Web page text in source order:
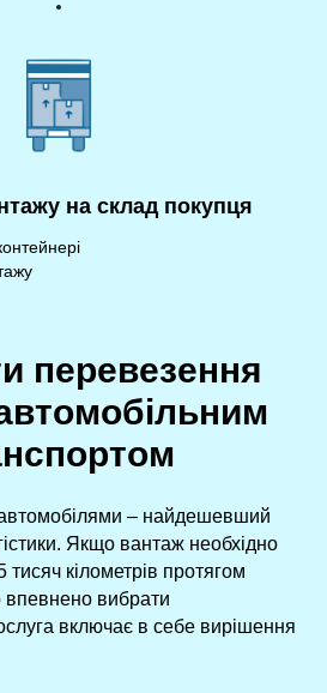
на склад покупця
перевезення
автомобілями – найдешевший
Якщо вантаж необхідно
кілометрів протягом
впевнено вибрати
включає в себе вирішення